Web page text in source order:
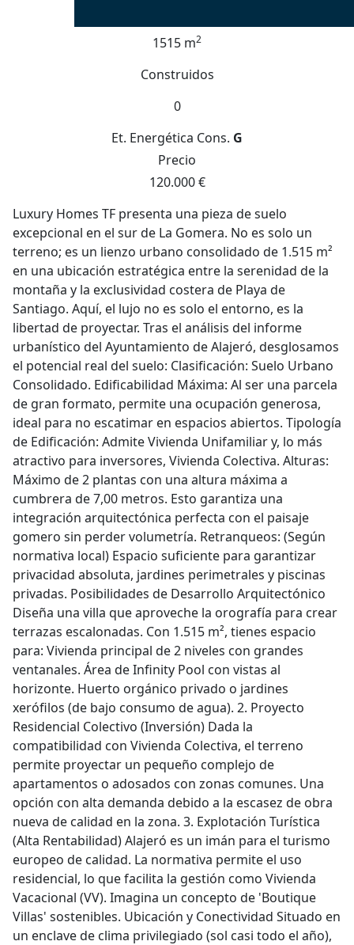
1515 m2
Construidos
0
Et. Energética Cons. G
Precio
120.000 €
Luxury Homes TF presenta una pieza de suelo
excepcional en el sur de La Gomera. No es solo un
terreno; es un lienzo urbano consolidado de 1.515 m²
en una ubicación estratégica entre la serenidad de la
montaña y la exclusividad costera de Playa de
Santiago. Aquí, el lujo no es solo el entorno, es la
libertad de proyectar. Tras el análisis del informe
urbanístico del Ayuntamiento de Alajeró, desglosamos
el potencial real del suelo: Clasificación: Suelo Urbano
Consolidado. Edificabilidad Máxima: Al ser una parcela
de gran formato, permite una ocupación generosa,
ideal para no escatimar en espacios abiertos. Tipología
de Edificación: Admite Vivienda Unifamiliar y, lo más
atractivo para inversores, Vivienda Colectiva. Alturas:
Máximo de 2 plantas con una altura máxima a
cumbrera de 7,00 metros. Esto garantiza una
integración arquitectónica perfecta con el paisaje
gomero sin perder volumetría. Retranqueos: (Según
normativa local) Espacio suficiente para garantizar
privacidad absoluta, jardines perimetrales y piscinas
privadas. Posibilidades de Desarrollo Arquitectónico
Diseña una villa que aproveche la orografía para crear
terrazas escalonadas. Con 1.515 m², tienes espacio
para: Vivienda principal de 2 niveles con grandes
ventanales. Área de Infinity Pool con vistas al
horizonte. Huerto orgánico privado o jardines
xerófilos (de bajo consumo de agua). 2. Proyecto
Residencial Colectivo (Inversión) Dada la
compatibilidad con Vivienda Colectiva, el terreno
permite proyectar un pequeño complejo de
apartamentos o adosados con zonas comunes. Una
opción con alta demanda debido a la escasez de obra
nueva de calidad en la zona. 3. Explotación Turística
(Alta Rentabilidad) Alajeró es un imán para el turismo
europeo de calidad. La normativa permite el uso
residencial, lo que facilita la gestión como Vivienda
Vacacional (VV). Imagina un concepto de 'Boutique
Villas' sostenibles. Ubicación y Conectividad Situado en
un enclave de clima privilegiado (sol casi todo el año),